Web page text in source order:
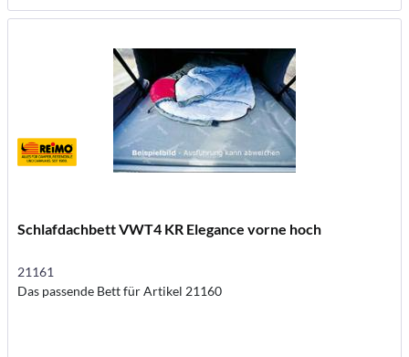
Schlafdachbett VWT4 KR Elegance vorne hoch
21161
Das passende Bett für Artikel 21160